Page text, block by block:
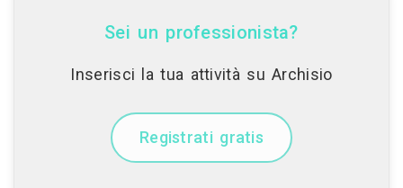
Sei un professionista?
Inserisci la tua attività su Archisio
Registrati gratis